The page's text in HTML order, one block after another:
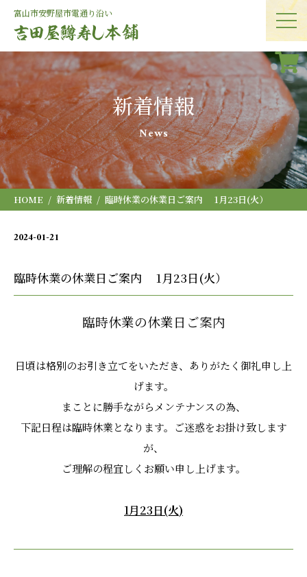
富山市安野屋市電通り沿い
新着情報
News
HOME 新着情報 臨時休業の休業日ご案内 1月23日(火）
2024-01-21
臨時休業の休業日ご案内 1月23日(火）
臨時休業の休業日ご案内
日頃は格別のお引き立てをいただき、ありがたく御礼申し上
げます。
まことに勝手ながらメンテナンスの為、
下記日程は臨時休業となります。ご迷惑をお掛け致します
が、
ご理解の程宜しくお願い申し上げます。
1月23日(火)